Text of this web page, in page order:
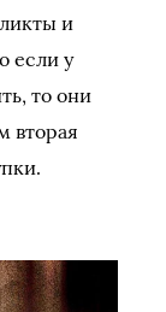
и
если у
то они
вторая